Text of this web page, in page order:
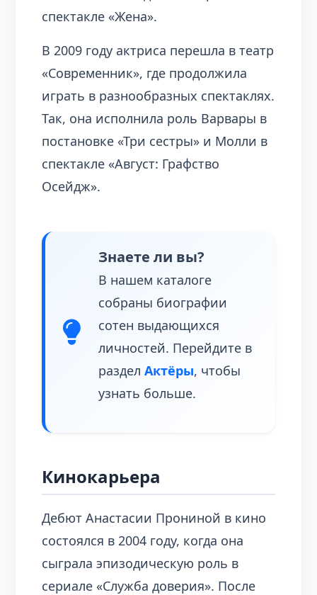
спектакле «Жена».
В 2009 году актриса перешла в театр
«Современник», где продолжила
играть в разнообразных спектаклях.
Так, она исполнила роль Варвары в
постановке «Три сестры» и Молли в
спектакле «Август: Графство
Осейдж».
Знаете ли вы?
В нашем каталоге
собраны биографии
сотен выдающихся
личностей. Перейдите в
разделАктёры, чтобы
узнать больше.
Кинокарьера
Дебют Анастасии Прониной в кино
состоялся в 2004 году, когда она
сыграла эпизодическую роль в
сериале «Служба доверия». После